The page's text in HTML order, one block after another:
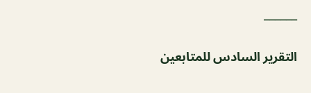
التقرير السادس للمتابعين